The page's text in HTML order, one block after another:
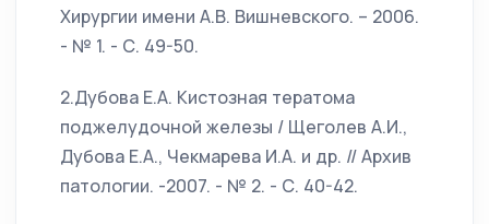
Хирургии имени А.В. Вишневского. – 2006.
- № 1. - С. 49-50.
2.Дубова Е.А. Кистозная тератома
поджелудочной железы / Щеголев А.И.,
Дубова Е.А., Чекмарева И.А. и др. // Архив
патологии. -2007. - № 2. - С. 40-42.